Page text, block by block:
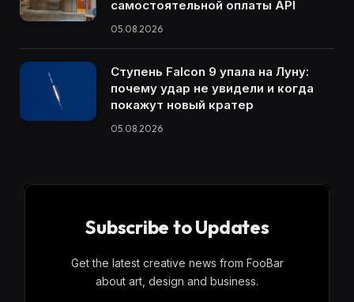
самостоятельной оплаты API
05.08.2026
Ступень Falcon 9 упала на Луну:
почему удар не увидели и когда
покажут новый кратер
05.08.2026
Subscribe to Updates
Get the latest creative news from FooBar
about art, design and business.